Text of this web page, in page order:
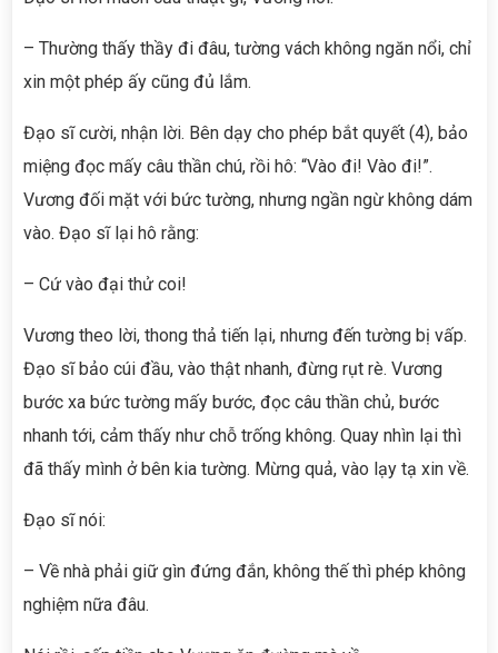
– Thường thấy thầy đi đâu, tường vách không ngăn nổi, chỉ
xin một phép ấy cũng đủ lắm.
Đạo sĩ cười, nhận lời. Bên dạy cho phép bắt quyết (4), bảo
miệng đọc mấy câu thần chú, rồi hô: “Vào đi! Vào đi!”.
Vương đối mặt với bức tường, nhưng ngần ngừ không dám
vào. Đạo sĩ lại hô rằng:
– Cứ vào đại thử coi!
Vương theo lời, thong thả tiến lại, nhưng đến tường bị vấp.
Đạo sĩ bảo cúi đầu, vào thật nhanh, đừng rụt rè. Vương
bước xa bức tường mấy bước, đọc câu thần chủ, bước
nhanh tới, cảm thấy như chỗ trống không. Quay nhìn lại thì
đã thấy mình ở bên kia tường. Mừng quả, vào lạy tạ xin về.
Đạo sĩ nói:
– Về nhà phải giữ gìn đứng đắn, không thế thì phép không
nghiệm nữa đâu.